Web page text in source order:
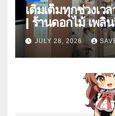
เติมเต็มทุกช่วงเว
| ร้านดอกไม้ เพลิ
JULY 28, 2026